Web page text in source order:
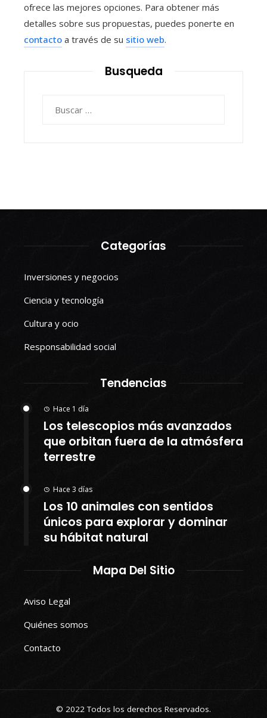
ofrece las mejores opciones. Para obtener más
detalles sobre sus propuestas, puedes ponerte en
contacto a través de su sitio web.
Busqueda
Categorías
Inversiones y negocios
Ciencia y tecnología
Cultura y ocio
Responsabilidad social
Tendencias
Hace 1 día
Los telescopios más avanzados
que orbitan fuera de la atmósfera
terrestre
Hace 3 días
Los 10 animales con sentidos
únicos para explorar y dominar
su hábitat natural
Mapa Del Sitio
Aviso Legal
Quiénes somos
Contacto
© 2022 Todos los derechos Reservados.